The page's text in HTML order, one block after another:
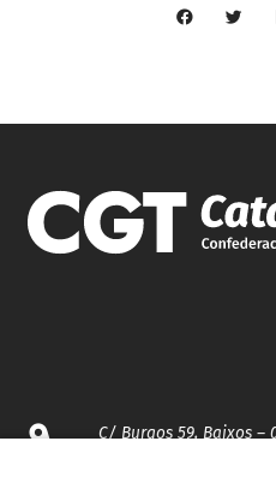
C/ Burgos 59, Baixos –